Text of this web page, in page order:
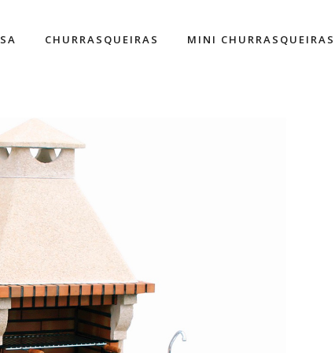
CHURRASQUEIRAS MINI CHURRASQUEIRAS